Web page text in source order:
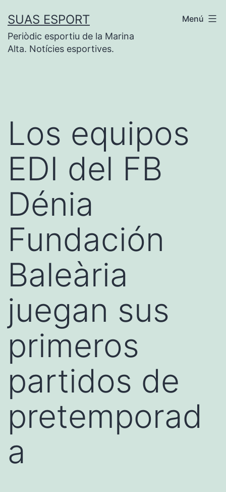
contenido
SUAS ESPORT
Periòdic esportiu de la Marina
Alta. Notícies esportives.
Menú
Los equipos
EDI del FB
Dénia
Fundación
Baleària
juegan sus
primeros
partidos de
pretemporad
a